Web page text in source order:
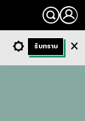
Search
Dark ฟังข่าว
รับทราบ